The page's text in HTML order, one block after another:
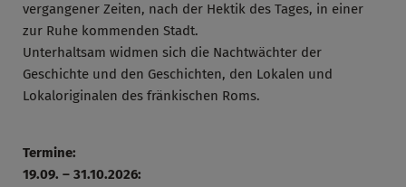
vergangener Zeiten, nach der Hektik des Tages, in einer
zur Ruhe kommenden Stadt.
Unterhaltsam widmen sich die Nachtwächter der
Geschichte und den Geschichten, den Lokalen und
Lokaloriginalen des fränkischen Roms.
Termine:
19.09. – 31.10.2026: